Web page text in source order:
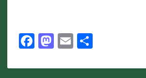
Facebook
Mastodon
Email